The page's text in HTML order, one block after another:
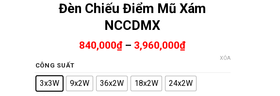
Đèn Chiếu Điểm Mũ Xám
NCCDMX
840,000₫– 3,960,000₫
CÔNG SUẤT
3x3W 9x2W 36x2W 18x2W 24x2W
XÓA